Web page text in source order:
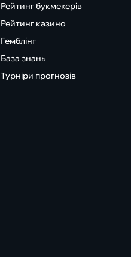
Рейтинг букмекерів
Рейтинг казино
Гемблінг
База знань
Турніри прогнозів